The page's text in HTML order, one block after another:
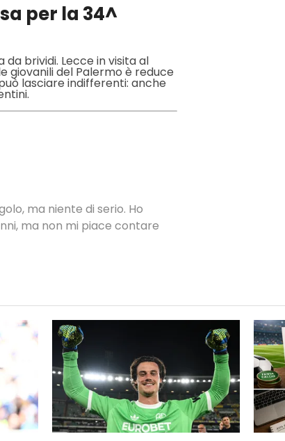
per la 34^
brividi. Lecce in visita al
giovanili del Palermo è reduce
lasciare indifferenti: anche
ma niente di serio. Ho
ma non mi piace contare